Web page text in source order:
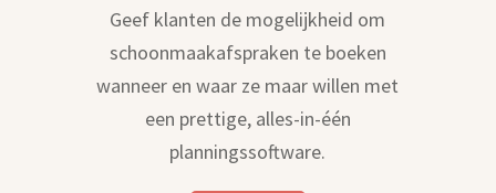
Geef klanten de mogelijkheid om
schoonmaakafspraken te boeken
wanneer en waar ze maar willen met
een prettige, alles-in-één
planningssoftware.